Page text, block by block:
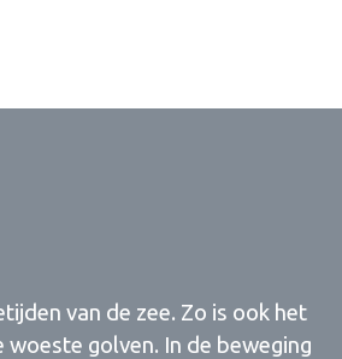
van de zee. Zo is ook het
golven. In de beweging